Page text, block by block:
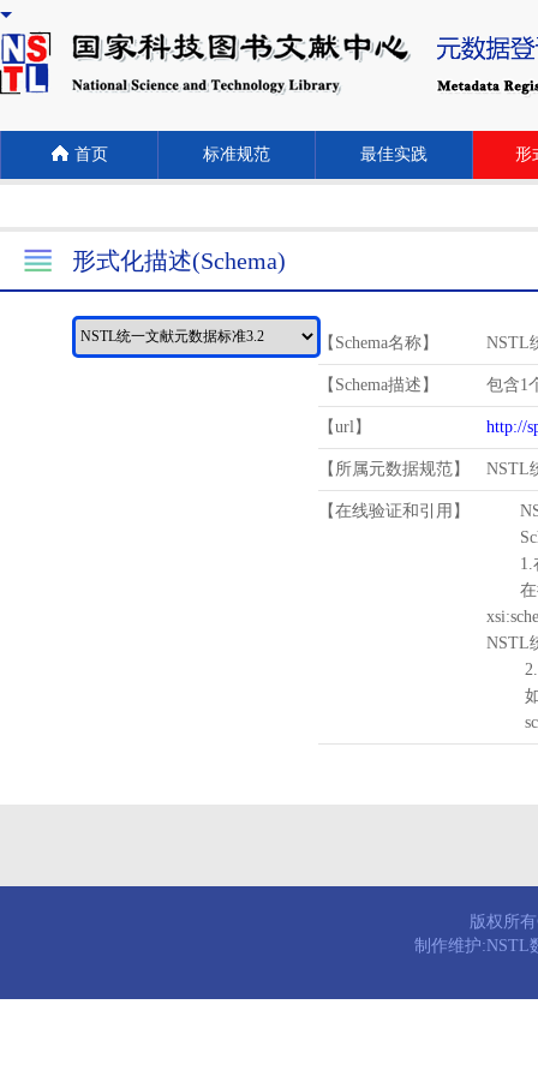
首页 标准规范 最佳实践 形
形式化描述(Schema)
【Schema名称】 NSTL
【Schema描述】 包含1
【url】 http://
【所属元数据规范】 NSTL
【在线验证和引用】
1.
在待
NSTL
2.
如需
版权所
制作维护:NSTL